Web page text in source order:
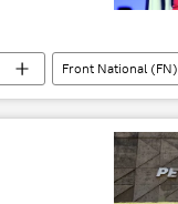
Front National (FN)